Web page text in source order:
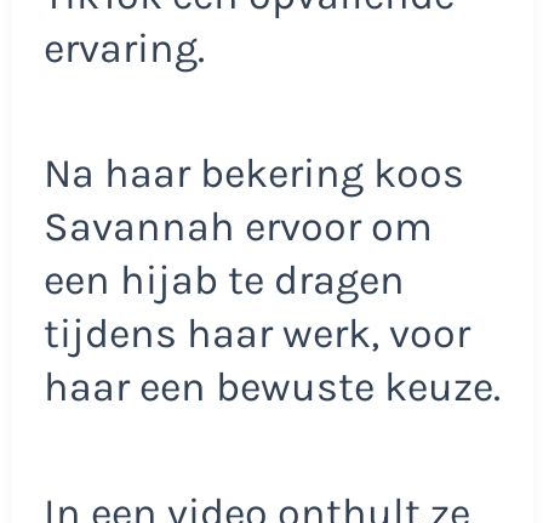
ervaring.
Na haar bekering koos
Savannah ervoor om
een hijab te dragen
tijdens haar werk, voor
haar een bewuste keuze.
In een video onthult ze